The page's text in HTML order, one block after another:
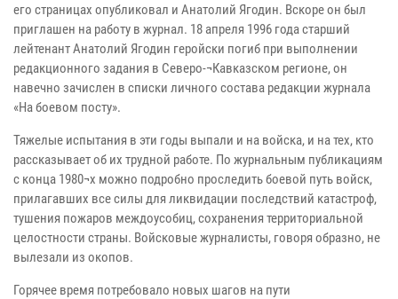
его страницах опубликовал и Анатолий Ягодин. Вскоре он был
приглашен на работу в журнал. 18 апреля 1996 года старший
лейтенант Анатолий Ягодин геройски погиб при выполнении
редакционного задания в Северо-¬Кавказском регионе, он
навечно зачислен в списки личного состава редакции журнала
«На боевом посту».
Тяжелые испытания в эти годы выпали и на войска, и на тех, кто
рассказывает об их трудной работе. По журнальным публикациям
с конца 1980¬х можно подробно проследить боевой путь войск,
прилагавших все силы для ликвидации последствий катастроф,
тушения пожаров междоусобиц, сохранения территориальной
целостности страны. Войсковые журналисты, говоря образно, не
вылезали из окопов.
Горячее время потребовало новых шагов на пути